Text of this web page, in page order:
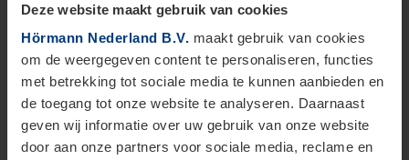
Deze website maakt gebruik van cookies
Hörmann Nederland B.V. maakt gebruik van cookies
om de weergegeven content te personaliseren, functies
met betrekking tot sociale media te kunnen aanbieden en
de toegang tot onze website te analyseren. Daarnaast
geven wij informatie over uw gebruik van onze website
door aan onze partners voor sociale media, reclame en